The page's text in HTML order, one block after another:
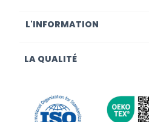
L'INFORMATION
LA QUALITÉ